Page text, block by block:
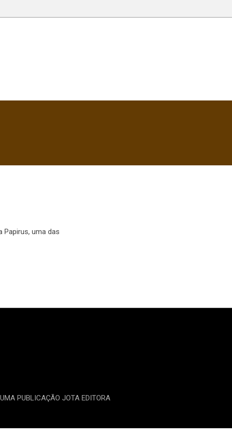
Papirus, uma das
PUBLICAÇÃO JOTA EDITORA